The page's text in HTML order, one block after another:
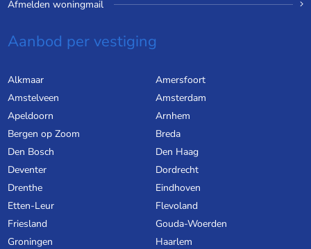
Afmelden woningmail
Aanbod per vestiging
Alkmaar
Amersfoort
Amstelveen
Amsterdam
Apeldoorn
Arnhem
Bergen op Zoom
Breda
Den Bosch
Den Haag
Deventer
Dordrecht
Drenthe
Eindhoven
Etten-Leur
Flevoland
Friesland
Gouda-Woerden
Groningen
Haarlem